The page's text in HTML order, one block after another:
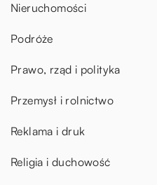
Nieruchomości
Podróże
Prawo, rząd i polityka
Przemysł i rolnictwo
Reklama i druk
Religia i duchowość